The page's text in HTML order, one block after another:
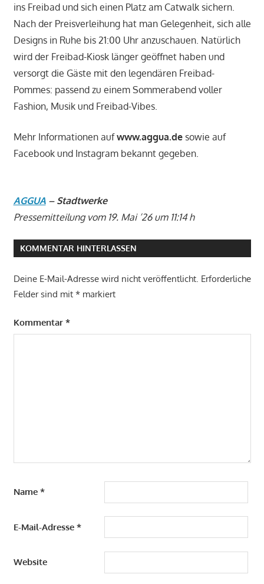
ins Freibad und sich einen Platz am Catwalk sichern.
Nach der Preisverleihung hat man Gelegenheit, sich alle
Designs in Ruhe bis 21:00 Uhr anzuschauen. Natürlich
wird der Freibad-Kiosk länger geöffnet haben und
versorgt die Gäste mit den legendären Freibad-
Pommes: passend zu einem Sommerabend voller
Fashion, Musik und Freibad-Vibes.
Mehr Informationen aufwww.aggua.desowie auf
Facebook und Instagram bekannt gegeben.
AGGUA– Stadtwerke
Pressemitteilung vom 19. Mai ’26 um 11:14 h
KOMMENTAR HINTERLASSEN
Deine E-Mail-Adresse wird nicht veröffentlicht. Erforderliche
Felder sind mit *markiert
Kommentar *
Name *
E-Mail-Adresse *
Website